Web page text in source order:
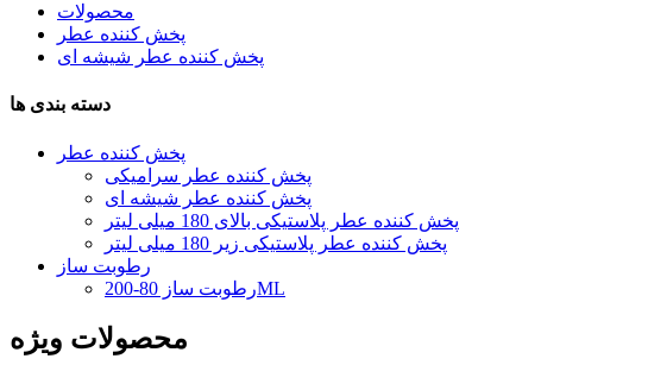
محصولات
پخش کننده عطر
پخش کننده عطر شیشه ای
دسته بندی ها
پخش کننده عطر
پخش کننده عطر سرامیکی
پخش کننده عطر شیشه ای
پخش کننده عطر پلاستیکی بالای 180 میلی لیتر
پخش کننده عطر پلاستیکی زیر 180 میلی لیتر
رطوبت ساز
رطوبت ساز 80-200ML
محصولات ویژه